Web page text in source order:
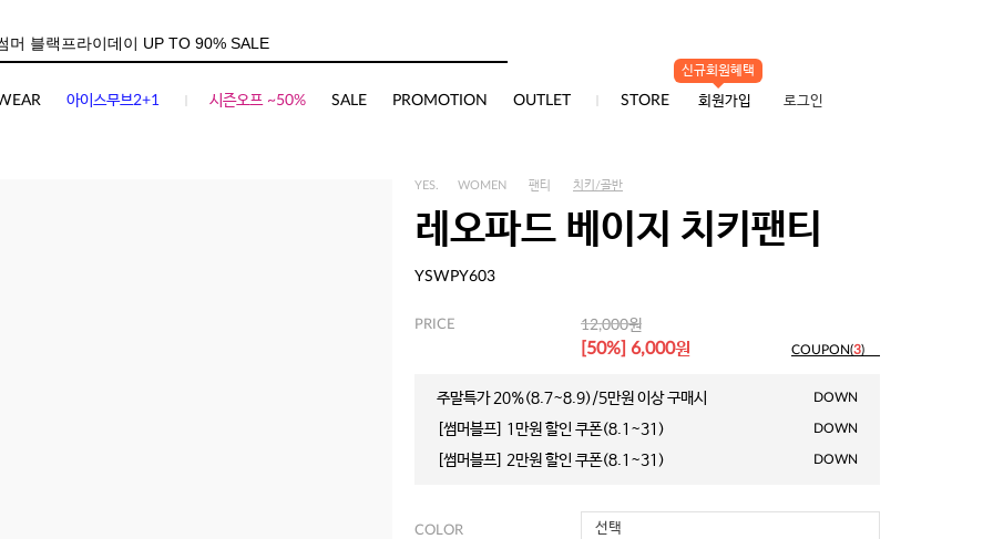
아이스무브2+1 시즌오프 ~50% SALE PROMOTION OUTLET STORE
신규회원혜택
회원가입 로그인
YES. WOMEN 팬티 치키/골반
레오파드 베이지 치키팬티
YSWPY603
PRICE 12,000원
[50%] 6,000원 COUPON(3)
주말특가 20%(8.7~8.9)/5만원 이상 구매시 DOWN
[썸머블프] 1만원 할인 쿠폰(8.1~31) DOWN
[썸머블프] 2만원 할인 쿠폰(8.1~31) DOWN
COLOR 선택